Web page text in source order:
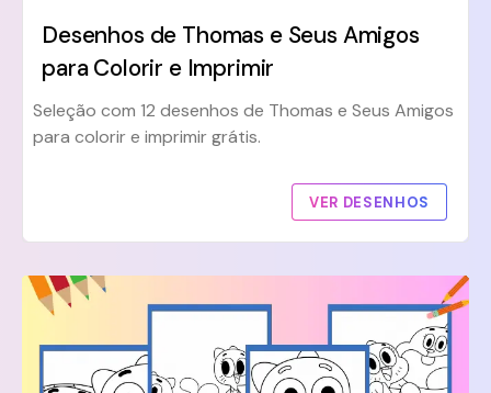
Desenhos de Thomas e Seus Amigos
para Colorir e Imprimir
Seleção com 12 desenhos de Thomas e Seus Amigos
para colorir e imprimir grátis.
VER DESENHOS